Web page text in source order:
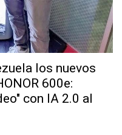
los nuevos
600e:
con IA 2.0 al